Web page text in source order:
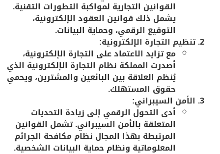
القوانين التجارية لمواكبة التطورات التقنية.
يشمل ذلك قوانين العقود الإلكترونية،
التوقيع الرقمي، وحماية البيانات.
تنظيم التجارة الإلكترونية:
مع تزايد الاعتماد على التجارة الإلكترونية،
أصدرت المملكة نظام التجارة الإلكترونية الذي
يُنظم العلاقة بين البائعين والمشترين، ويحمي
حقوق المستهلك.
الأمن السيبراني:
أدى التحول الرقمي إلى زيادة التحديات
المتعلقة بالأمن السيبراني. تشمل القوانين
المرتبطة بهذا المجال نظام مكافحة الجرائم
المعلوماتية ونظام حماية البيانات الشخصية.